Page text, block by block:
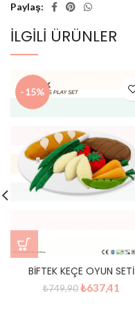
Paylaş
İLGILI ÜRÜNLER
-15%
BİFTEK KEÇE OYUN SETİ
₺749,90 Orijinal
₺637,41